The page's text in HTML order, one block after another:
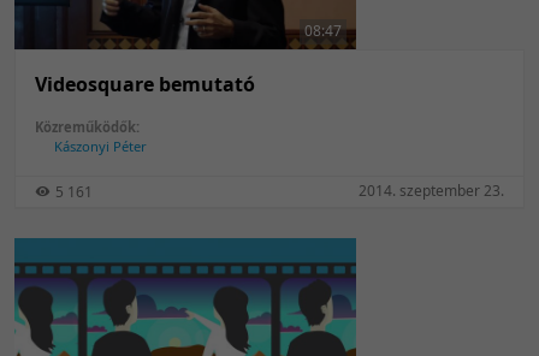
08:47
Videosquare bemutató
Közreműködők:
Kászonyi Péter
5 161 2014. szeptember 23.